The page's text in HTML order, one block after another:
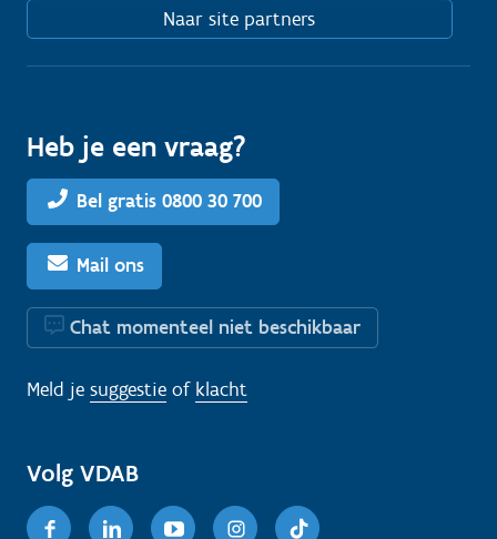
Naar site partners
Heb je een vraag?
Bel gratis 0800 30 700
Mail ons
Chat momenteel niet beschikbaar
Meld je suggestie of klacht
Volg VDAB
FacebookLinkedinYoutubeInstagram